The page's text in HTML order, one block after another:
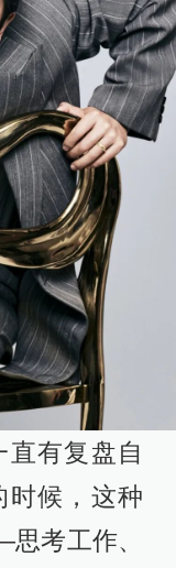
有复盘自
时候，这种
考工作、